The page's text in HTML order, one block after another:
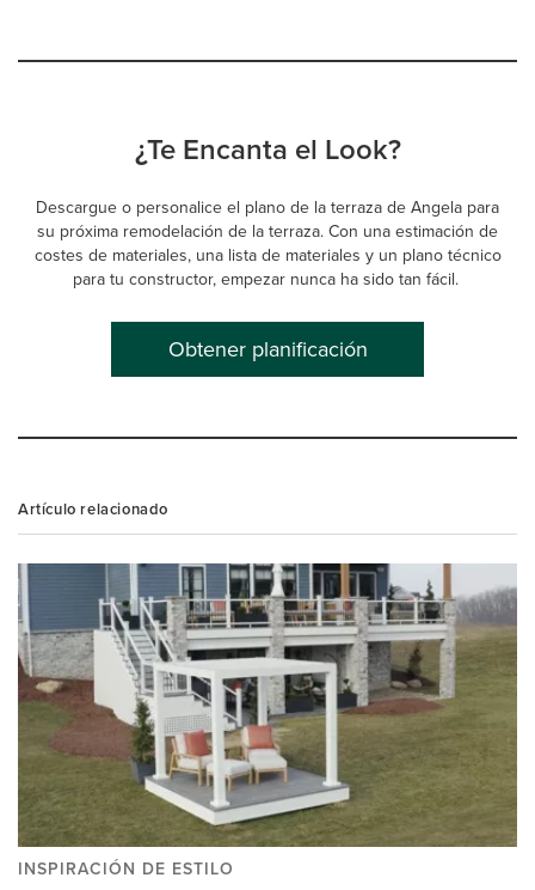
¿Te Encanta el Look?
Descargue o personalice el plano de la terraza de Angela para
su próxima remodelación de la terraza. Con una estimación de
costes de materiales, una lista de materiales y un plano técnico
para tu constructor, empezar nunca ha sido tan fácil.
Obtener planificación
Artículo relacionado
INSPIRACIÓN DE ESTILO